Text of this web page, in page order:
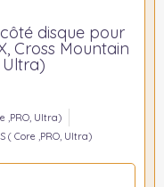
disque pour
Cross Mountain
Ultra)
,PRO, Ultra)
( Core ,PRO, Ultra)